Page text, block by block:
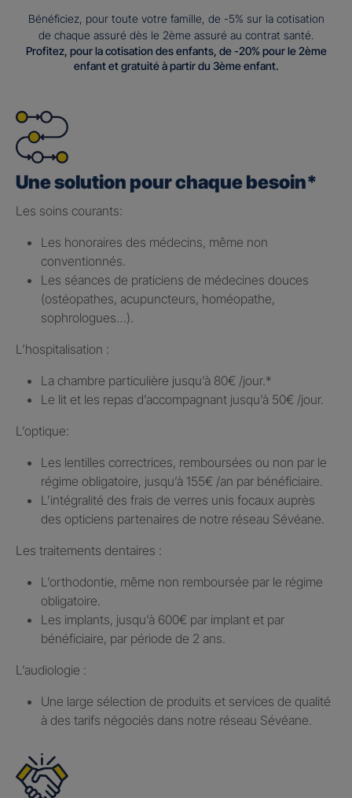
Bénéficiez, pour toute votre famille, de -5% sur la cotisation
de chaque assuré dès le 2ème assuré au contrat santé.
Profitez, pour la cotisation des enfants, de -20% pour le 2ème
enfant et gratuité à partir du 3ème enfant.
Une solution pour chaque besoin*
Les soins courants: ​
Les honoraires des médecins, même non
conventionnés.​
Les séances de praticiens de médecines douces
(ostéopathes, acupuncteurs, homéopathe,
sophrologues…).​
L’hospitalisation : ​
La chambre particulière jusqu’à 80€ /jour.​*
Le lit et les repas d’accompagnant jusqu’à 50€ /jour.​
L’optique:
Les lentilles correctrices, remboursées ou non par le
régime obligatoire, jusqu’à 155€ /an par bénéficiaire.​
L’intégralité des frais de verres unis focaux auprès
des opticiens partenaires de notre réseau Sévéane.​
Les traitements dentaires : ​
L’orthodontie, même non remboursée par le régime
obligatoire.​
Les implants, jusqu’à 600€ par implant et par
bénéficiaire, par période de 2 ans.
L’audiologie :
Une large sélection de produits et services de qualité
à des tarifs négociés dans notre réseau Sévéane.